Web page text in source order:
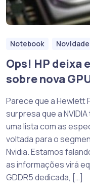
Notebook
Ops! HP deixa
sobre nova
Parece que a Hewlett
surpresa que a
uma lista com as
voltada para o
Nvidia. Estamos
as informações virá
GDDR5 dedicada, […]